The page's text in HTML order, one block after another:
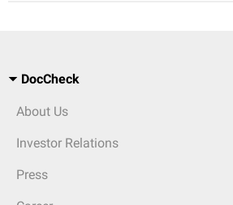
DocCheck
About Us
Investor Relations
Press